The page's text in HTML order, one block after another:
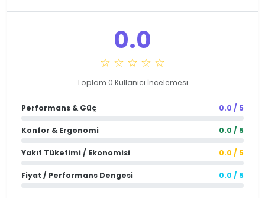
0.0
☆ ☆ ☆ ☆ ☆
Toplam 0 Kullanıcı İncelemesi
Performans & Güç 0.0 / 5
Konfor & Ergonomi 0.0 / 5
Yakıt Tüketimi / Ekonomisi 0.0 / 5
Fiyat / Performans Dengesi 0.0 / 5